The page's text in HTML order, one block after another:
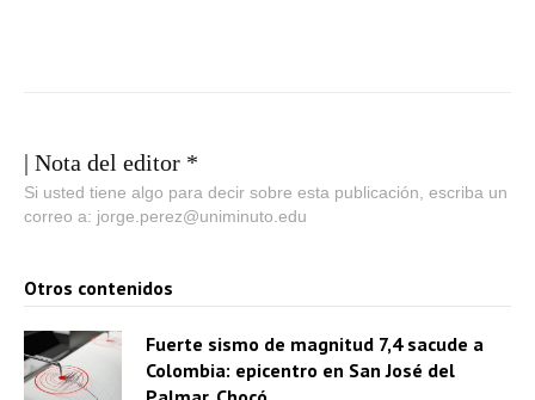
| Nota del editor *
Si usted tiene algo para decir sobre esta publicación, escriba un
correo a: jorge.perez@uniminuto.edu
Otros contenidos
Fuerte sismo de magnitud 7,4 sacude a
Colombia: epicentro en San José del